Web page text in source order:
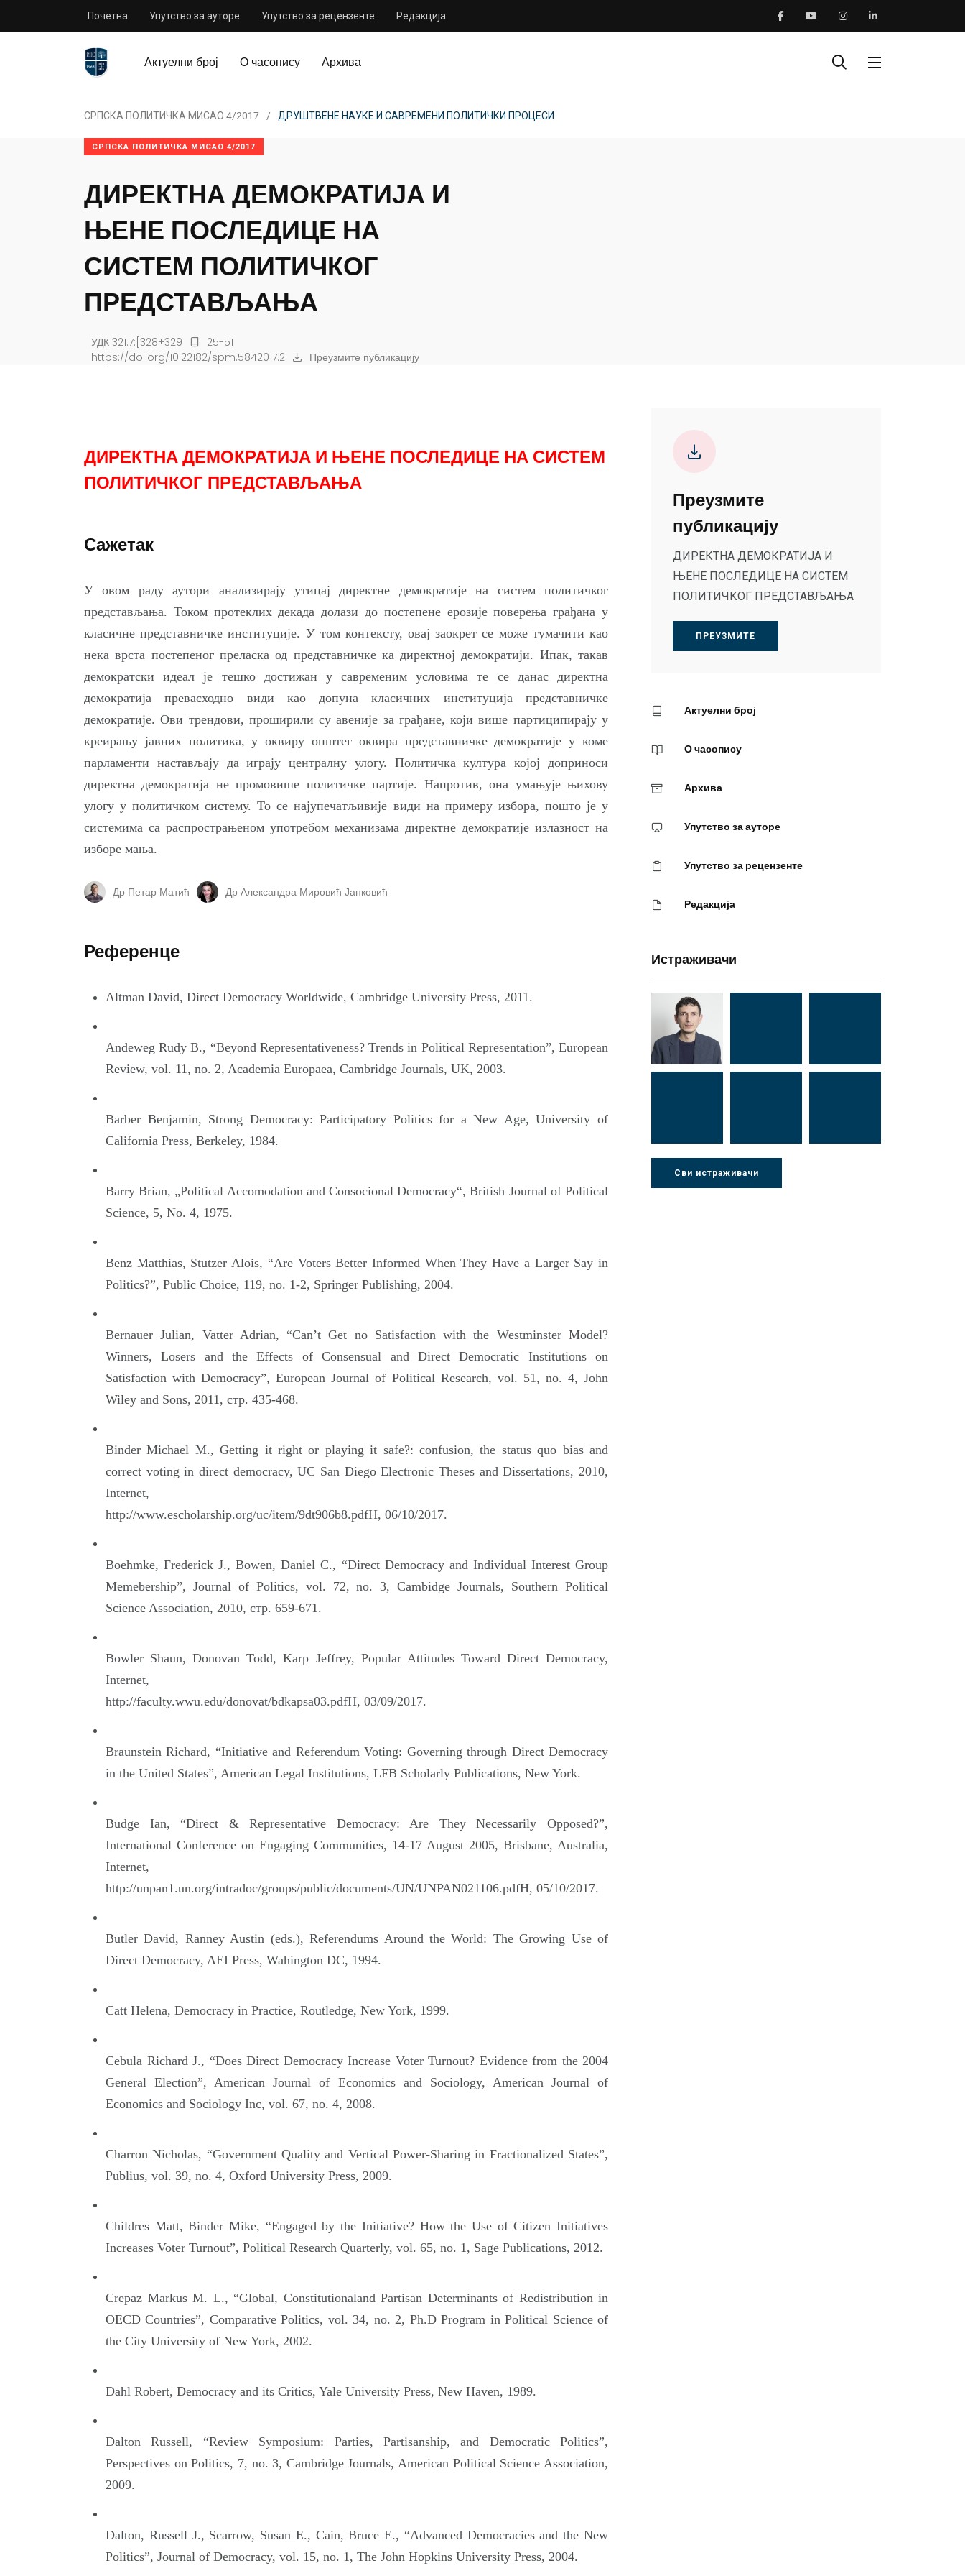
Почетна Упутство за ауторе Упутство за рецензенте Редакција
Актуелни број О часопису Архива
СРПСКА ПОЛИТИЧКА МИСАО 4/2017 ДРУШТВЕНЕ НАУКЕ И САВРЕМЕНИ ПОЛИТИЧКИ ПРОЦЕСИ
СРПСКА ПОЛИТИЧКА МИСАО 4/2017
ДИРЕКТНА ДЕМОКРАТИЈА И
ЊЕНЕ ПОСЛЕДИЦЕ НА
СИСТЕМ ПОЛИТИЧКОГ
ПРЕДСТАВЉАЊА
УДК 321.7:[328+329
25-51
https://doi.org/10.22182/spm.5842017.2
Преузмите публикацију
ДИРЕКТНА ДЕМОКРАТИЈА И ЊЕНЕ ПОСЛЕДИЦЕ НА СИСТЕМ
ПОЛИТИЧКОГ ПРЕДСТАВЉАЊА
Сажетак
У овом раду аутори анализирају утицај директне демократије на систем политичког
представљања. Током протеклих декада долази до постепене ерозије поверења грађана у
класичне представничке институције. У том контексту, овај заокрет се може тумачити као
нека врста постепеног преласка од представничке ка директној демократији. Ипак, такав
демократски идеал је тешко достижан у савременим условима те се данас директна
демократија превасходно види као допуна класичних институција представничке
демократије. Ови трендови, проширили су авеније за грађане, који више партиципирају у
креирању јавних политика, у оквиру општег оквира представничке демократије у коме
парламенти настављају да играју централну улогу. Политичка култура којој доприноси
директна демократија не промовише политичке партије. Напротив, она умањује њихову
улогу у политичком систему. То се најупечатљивије види на примеру избора, пошто је у
системима са распрострањеном употребом механизама директне демократије излазност на
изборе мања.
Др Петар Матић Др Александра Мировић Јанковић
Референце
Altman David, Direct Democracy Worldwide, Cambridge University Press, 2011.
Andeweg Rudy B., “Beyond Representativeness? Trends in Political Representation”, European
Review, vol. 11, no. 2, Academia Europaea, Cambridge Journals, UK, 2003.
Barber Benjamin, Strong Democracy: Participatory Politics for a New Age, University of
California Press, Berkeley, 1984.
Barry Brian, „Political Accomodation and Consocional Democracy“, British Journal of Political
Science, 5, No. 4, 1975.
Benz Matthias, Stutzer Alois, “Are Voters Better Informed When They Have a Larger Say in
Politics?”, Public Choice, 119, no. 1-2, Springer Publishing, 2004.
Bernauer Julian, Vatter Adrian, “Can’t Get no Satisfaction with the Westminster Model?
Winners, Losers and the Effects of Consensual and Direct Democratic Institutions on
Satisfaction with Democracy”, European Journal of Political Research, vol. 51, no. 4, John
Wiley and Sons, 2011, стр. 435-468.
Binder Michael M., Getting it right or playing it safe?: confusion, the status quo bias and
correct voting in direct democracy, UC San Diego Electronic Theses and Dissertations, 2010,
Internet,
http://www.escholarship.org/uc/item/9dt906b8.pdfH, 06/10/2017.
Boehmke, Frederick J., Bowen, Daniel C., “Direct Democracy and Individual Interest Group
Memebership”, Journal of Politics, vol. 72, no. 3, Cambidge Journals, Southern Political
Science Association, 2010, стр. 659-671.
Bowler Shaun, Donovan Todd, Karp Jeffrey, Popular Attitudes Toward Direct Democracy,
Internet,
http://faculty.wwu.edu/donovat/bdkapsa03.pdfH, 03/09/2017.
Braunstein Richard, “Initiative and Referendum Voting: Governing through Direct Democracy
in the United States”, American Legal Institutions, LFB Scholarly Publications, New York.
Budge Ian, “Direct & Representative Democracy: Are They Necessarily Opposed?”,
International Conference on Engaging Communities, 14-17 August 2005, Brisbane, Australia,
Internet,
http://unpan1.un.org/intradoc/groups/public/documents/UN/UNPAN021106.pdfH, 05/10/2017.
Butler David, Ranney Austin (eds.), Referendums Around the World: The Growing Use of
Direct Democracy, AEI Press, Wahington DC, 1994.
Catt Helena, Democracy in Practice, Routledge, New York, 1999.
Cebula Richard J., “Does Direct Democracy Increase Voter Turnout? Evidence from the 2004
General Election”, American Journal of Economics and Sociology, American Journal of
Economics and Sociology Inc, vol. 67, no. 4, 2008.
Charron Nicholas, “Government Quality and Vertical Power-Sharing in Fractionalized States”,
Publius, vol. 39, no. 4, Oxford University Press, 2009.
Childres Matt, Binder Mike, “Engaged by the Initiative? How the Use of Citizen Initiatives
Increases Voter Turnout”, Political Research Quarterly, vol. 65, no. 1, Sage Publications, 2012.
Crepaz Markus M. L., “Global, Constitutionaland Partisan Determinants of Redistribution in
OECD Countries”, Comparative Politics, vol. 34, no. 2, Ph.D Program in Political Science of
the City University of New York, 2002.
Dahl Robert, Democracy and its Critics, Yale University Press, New Haven, 1989.
Dalton Russell, “Review Symposium: Parties, Partisanship, and Democratic Politics”,
Perspectives on Politics, 7, no. 3, Cambridge Journals, American Political Science Association,
2009.
Dalton, Russell J., Scarrow, Susan E., Cain, Bruce E., “Advanced Democracies and the New
Politics”, Journal of Democracy, vol. 15, no. 1, The John Hopkins University Press, 2004.
Преузмите
публикацију
ДИРЕКТНА ДЕМОКРАТИЈА И
ЊЕНЕ ПОСЛЕДИЦЕ НА СИСТЕМ
ПОЛИТИЧКОГ ПРЕДСТАВЉАЊА
ПРЕУЗМИТЕ
Актуелни број
О часопису
Архива
Упутство за ауторе
Упутство за рецензенте
Редакција
Истраживачи
Др Љубиша
Деспотовић
Др Нада
Радушки
Сви истраживачи